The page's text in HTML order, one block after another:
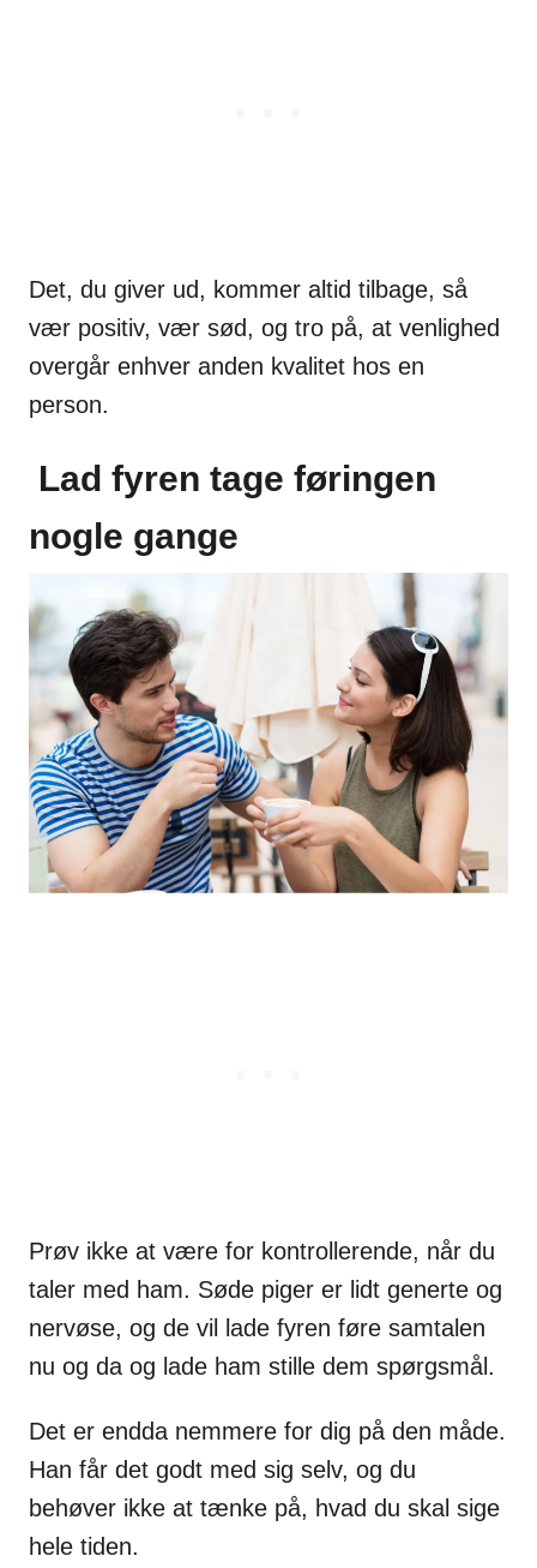
Det, du giver ud, kommer altid tilbage, så
vær positiv, vær sød, og tro på, at venlighed
overgår enhver anden kvalitet hos en
person.
Lad fyren tage føringen
nogle gange
Prøv ikke at være for kontrollerende, når du
taler med ham. Søde piger er lidt generte og
nervøse, og de vil lade fyren føre samtalen
nu og da og lade ham stille dem spørgsmål.
Det er endda nemmere for dig på den måde.
Han får det godt med sig selv, og du
behøver ikke at tænke på, hvad du skal sige
hele tiden.